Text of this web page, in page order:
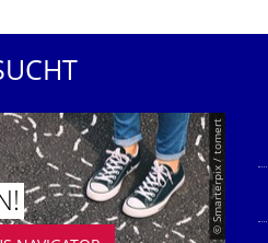
© Smarterpix / tomert